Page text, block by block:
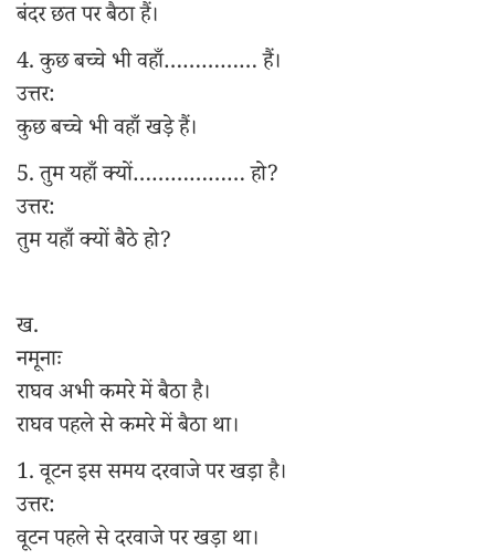
बंदर छत पर बैठा हैं।
4. कुछ बच्चे भी वहाँ…………… हैं।
उत्तर:
कुछ बच्चे भी वहाँ खड़े हैं।
5. तुम यहाँ क्यों……………… हो?
उत्तर:
तुम यहाँ क्यों बैठे हो?
ख.
नमूनाः
राघव अभी कमरे में बैठा है।
राघव पहले से कमरे में बैठा था।
1. वूटन इस समय दरवाजे पर खड़ा है।
उत्तर:
वूटन पहले से दरवाजे पर खड़ा था।